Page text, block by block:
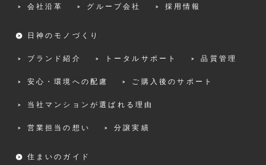
会社沿革 グループ会社 採用情報
日神のモノづくり
ブランド紹介 トータルサポート 品質管理
安心・環境への配慮 ご購入後のサポート
当社マンションが選ばれる理由
営業担当の想い 分譲実績
住まいのガイド